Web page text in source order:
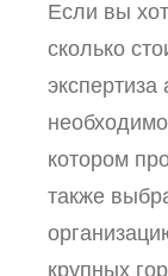
Если вы
сколько
котором
также
крупных